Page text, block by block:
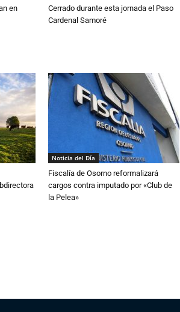
en
Cerrado durante esta jornada el Paso
Cardenal Samoré
Noticia del Día
Fiscalía de Osorno reformalizará
cargos contra imputado por «Club de
la Pelea»